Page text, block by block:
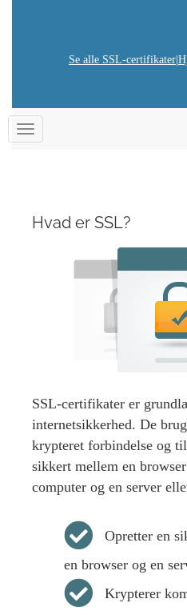
Se alle SSL-certifikater
Skift
navigation
Hvad er SSL?
SSL-certifikater er
internetsikkerhed. De
krypteret forbindelse og
sikkert mellem en
computer og en server
Opretter en
en browser og en
Krypterer